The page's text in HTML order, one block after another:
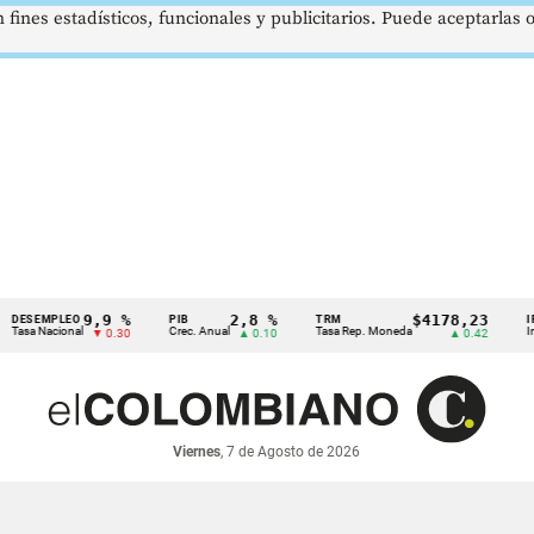
9,9 %
▼ 0.30
PIB
Crec. Anual
2,8 %
▲ 0.10
TRM
Tasa Rep. Moneda
$4178,23
▲ 0.42
IPC
Inflación
Viernes, 7 de Agosto de 2026
estadísticos, funcionales y publicitarios. Puede aceptarlas